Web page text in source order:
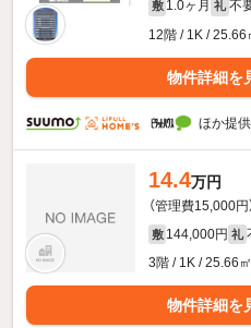
敷 1.0ヶ月 礼 不
12階 / 1K / 25.66
物件詳細を
ほか提供
14.4万円
（管理費15,000円
敷 144,000円 礼
3階 / 1K / 25.66㎡
物件詳細を